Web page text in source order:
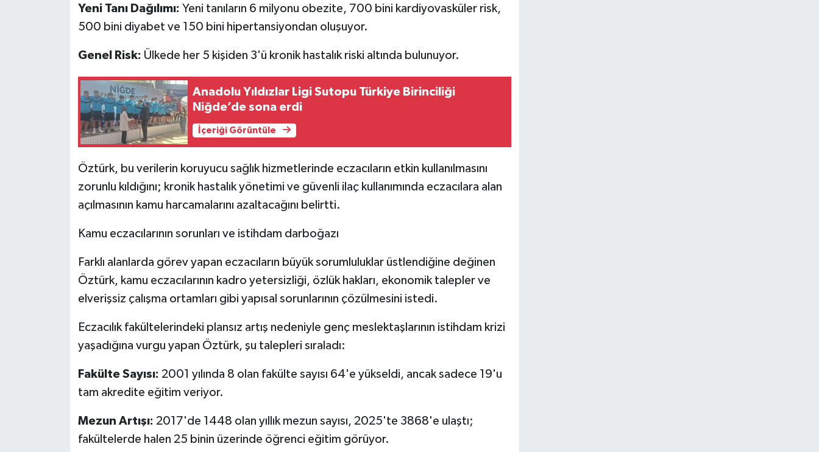
Yeni Tanı Dağılımı: Yeni tanıların 6 milyonu obezite, 700 bini kardiyovasküler risk,
500 bini diyabet ve 150 bini hipertansiyondan oluşuyor.
Genel Risk: Ülkede her 5 kişiden 3'ü kronik hastalık riski altında bulunuyor.
Anadolu Yıldızlar Ligi Sutopu Türkiye Birinciliği
Niğde’de sona erdi
İçeriği Görüntüle
Öztürk, bu verilerin koruyucu sağlık hizmetlerinde eczacıların etkin kullanılmasını
zorunlu kıldığını; kronik hastalık yönetimi ve güvenli ilaç kullanımında eczacılara alan
açılmasının kamu harcamalarını azaltacağını belirtti.
Kamu eczacılarının sorunları ve istihdam darboğazı
Farklı alanlarda görev yapan eczacıların büyük sorumluluklar üstlendiğine değinen
Öztürk, kamu eczacılarının kadro yetersizliği, özlük hakları, ekonomik talepler ve
elverişsiz çalışma ortamları gibi yapısal sorunlarının çözülmesini istedi.
Eczacılık fakültelerindeki plansız artış nedeniyle genç meslektaşlarının istihdam krizi
yaşadığına vurgu yapan Öztürk, şu talepleri sıraladı:
Fakülte Sayısı: 2001 yılında 8 olan fakülte sayısı 64'e yükseldi, ancak sadece 19'u
tam akredite eğitim veriyor.
Mezun Artışı: 2017'de 1448 olan yıllık mezun sayısı, 2025'te 3868'e ulaştı;
fakültelerde halen 25 binin üzerinde öğrenci eğitim görüyor.